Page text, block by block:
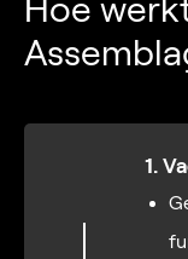
Hoe
1.